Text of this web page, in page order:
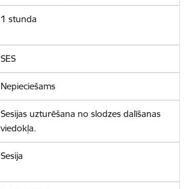
1 stunda
SES
Nepieciešams
Sesijas uzturēšana no slodzes dalīšanas
viedokļa.
Sesija